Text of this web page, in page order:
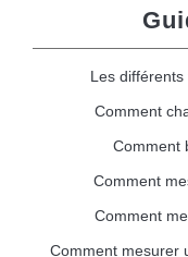
Les
Comment
Comment
Comment
Comment
Comment mesurer